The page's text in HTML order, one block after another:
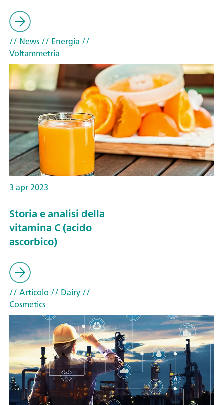
// News// Energia //
Voltammetria
3 apr 2023
Storia e analisi della
vitamina C (acido
ascorbico)
// Articolo // Dairy//
Cosmetics